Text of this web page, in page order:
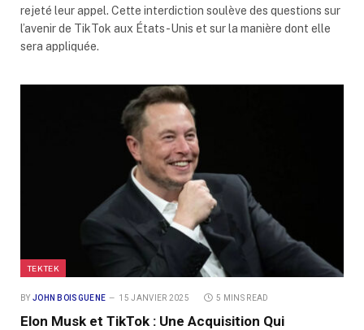
rejeté leur appel. Cette interdiction soulève des questions sur
l’avenir de TikTok aux États-Unis et sur la manière dont elle
sera appliquée.
TEKTEK
BY JOHN BOISGUENE 15 JANVIER 2025 5 MINS READ
Elon Musk et TikTok : Une Acquisition Qui